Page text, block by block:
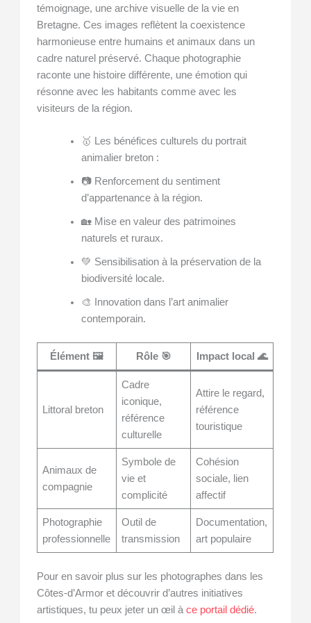
témoignage, une archive visuelle de la vie en
Bretagne. Ces images reflètent la coexistence
harmonieuse entre humains et animaux dans un
cadre naturel préservé. Chaque photographie
raconte une histoire différente, une émotion qui
résonne avec les habitants comme avec les
visiteurs de la région.
🥇 Les bénéfices culturels du portrait
animalier breton :
📷 Renforcement du sentiment
d’appartenance à la région.
🏡 Mise en valeur des patrimoines
naturels et ruraux.
💚 Sensibilisation à la préservation de la
biodiversité locale.
🎨 Innovation dans l’art animalier
contemporain.
Élément 🖼️ Rôle 🎯 Impact local 🌊
Littoral breton
Cadre
iconique,
référence
culturelle
Attire le regard,
référence
touristique
Animaux de
compagnie
Symbole de
vie et
complicité
Cohésion
sociale, lien
affectif
Photographie
professionnelle
Outil de
transmission
Documentation,
art populaire
Pour en savoir plus sur les photographes dans les
Côtes-d’Armor et découvrir d’autres initiatives
artistiques, tu peux jeter un œil àce portail dédié.